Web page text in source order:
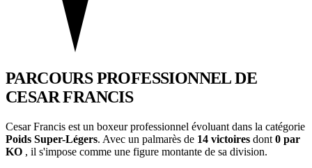
PARCOURS PROFESSIONNELDE
CESAR FRANCIS
Cesar Francis est un boxeur professionnel évoluant dans la catégorie
Poids Super-Légers. Avec un palmarès de 14 victoires dont 0 par
KO , il s'impose comme une figure montante de sa division.